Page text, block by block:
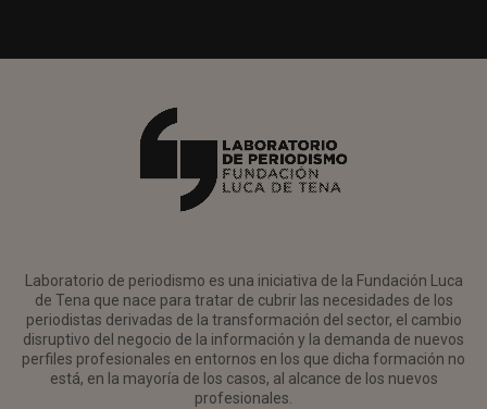
Laboratorio de periodismo es una iniciativa de la Fundación Luca
de Tena que nace para tratar de cubrir las necesidades de los
periodistas derivadas de la transformación del sector, el cambio
disruptivo del negocio de la información y la demanda de nuevos
perfiles profesionales en entornos en los que dicha formación no
está, en la mayoría de los casos, al alcance de los nuevos
profesionales.